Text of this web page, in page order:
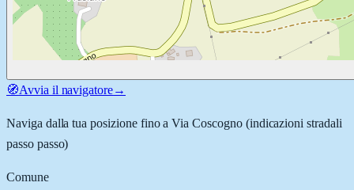
🧭Avvia il navigatore→
Naviga dalla tua posizione fino aVia Coscogno(indicazioni stradali
passo passo)
Comune